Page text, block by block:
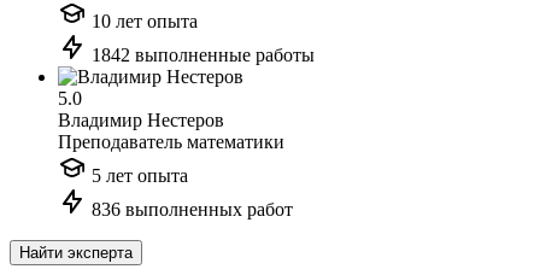
10 лет опыта
1842 выполненные работы
5.0
Владимир Нестеров
Преподаватель математики
5 лет опыта
836 выполненных работ
Найти эксперта